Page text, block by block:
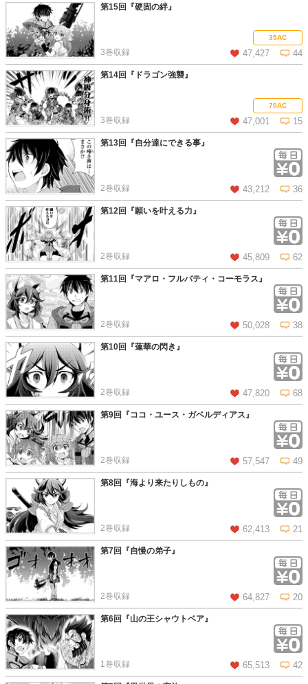
この話を読む コメントを見る
第15回『硬固の絆』
35AC
47,427 44
3巻収録
この話を読む コメントを見る
第14回『ドラゴン強襲』
70AC
47,001 15
3巻収録
この話を読む
第13回『自分達にできる事』
43,212 36
2巻収録
この話を読む
第12回『願いを叶える力』
45,809 62
2巻収録
この話を読む
第11回『マアロ・フルバティ・コーモラス』
50,028 38
2巻収録
この話を読む
第10回『蓮華の閃き』
47,820 68
2巻収録
この話を読む
第9回『ココ・ユース・ガベルディアス』
57,547 49
2巻収録
この話を読む
第8回『海より来たりしもの』
62,413 21
2巻収録
この話を読む
第7回『自慢の弟子』
64,827 20
2巻収録
この話を読む
第6回『山の王シャウトベア』
65,513 42
1巻収録